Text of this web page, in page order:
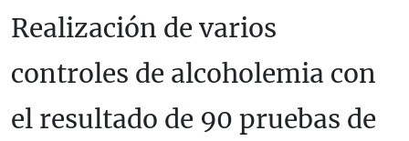
Realización de varios
controles de alcoholemia con
el resultado de 90 pruebas de